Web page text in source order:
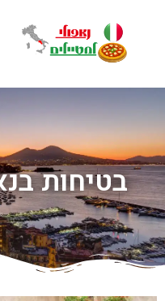
בטיחות